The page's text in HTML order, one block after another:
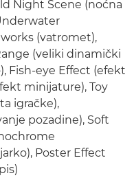
Night Scene (noćna
(vatromet),
(veliki dinamički
Fish-eye Effect (efekt
minijature), Toy
igračke),
pozadine), Soft
Poster Effect